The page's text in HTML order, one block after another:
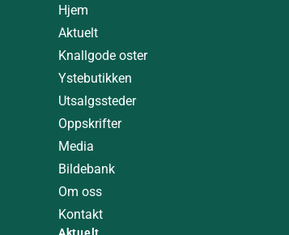
Hjem
Aktuelt
Knallgode oster
Ystebutikken
Utsalgssteder
Oppskrifter
Media
Bildebank
Om oss
Kontakt